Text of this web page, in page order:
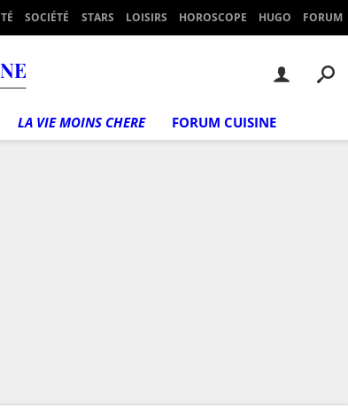
SOCIÉTÉ STARS LOISIRS HOROSCOPE HUGO FORUM
LA VIE MOINS CHERE FORUM CUISINE